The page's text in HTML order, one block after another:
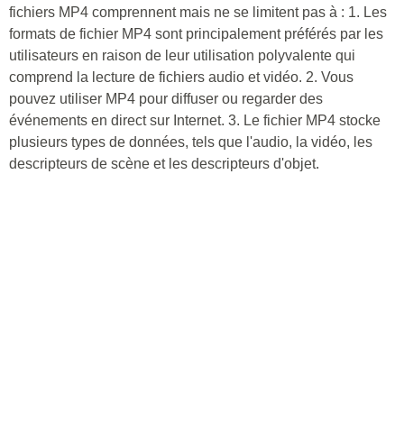
fichiers MP4 comprennent mais ne se limitent pas à : 1. Les
formats de fichier MP4 sont principalement préférés par les
utilisateurs en raison de leur utilisation polyvalente qui
comprend la lecture de fichiers audio et vidéo. 2. Vous
pouvez utiliser MP4 pour diffuser ou regarder des
événements en direct sur Internet. 3. Le fichier MP4 stocke
plusieurs types de données, tels que l'audio, la vidéo, les
descripteurs de scène et les descripteurs d'objet.